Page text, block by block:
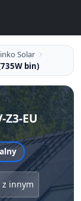
Solar
bin)
Z3-EU
z innym